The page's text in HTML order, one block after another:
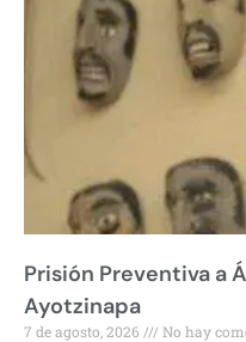
Prisión Preventiva a
Ayotzinapa
7 de agosto, 2026 No hay